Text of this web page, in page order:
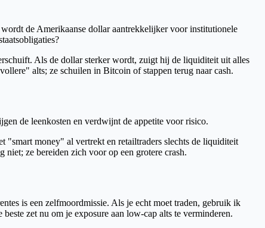
de Amerikaanse dollar aantrekkelijker voor institutionele
Als de dollar sterker wordt, zuigt hij de liquiditeit uit alles
alts; ze schuilen in Bitcoin of stappen terug naar cash.
de leenkosten en verdwijnt de appetite voor risico.
"smart money" al vertrekt en retailtraders slechts de liquiditeit
ze bereiden zich voor op een grotere crash.
is een zelfmoordmissie. Als je echt moet traden, gebruik ik
zet nu om je exposure aan low-cap alts te verminderen.